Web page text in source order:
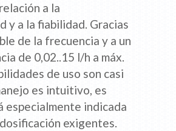
a la
y a la fiabilidad. Gracias
de la frecuencia y a un
de 0,02..15 l/h a máx.
de uso son casi
es intuitivo, es
especialmente indicada
exigentes.